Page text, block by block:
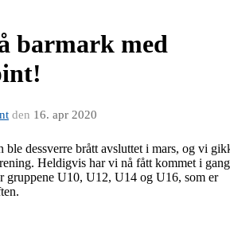
barmark med
den 16. apr 2020
ble dessverre brått avsluttet i mars, og vi
Heldigvis har vi nå fått kommet i gang
gruppene U10, U12, U14 og U16, som er